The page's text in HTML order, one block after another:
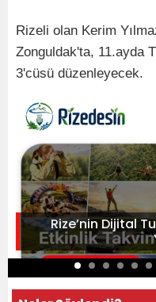
Rizeli olan Kerim
Zonguldak'ta, 11.ayda
3'cüsü düzenleyecek.
Rize’nin Dijital